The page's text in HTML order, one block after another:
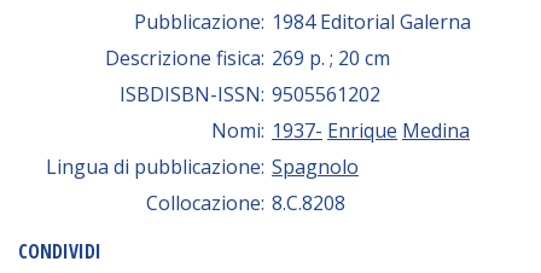
Pubblicazione: 1984 Editorial Galerna
Descrizione fisica: 269 p. ; 20 cm
ISBDISBN-ISSN: 9505561202
Nomi: 1937- Enrique Medina
Lingua di pubblicazione: Spagnolo
Collocazione: 8.C.8208
CONDIVIDI